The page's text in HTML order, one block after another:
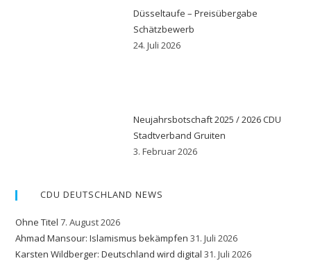
Düsseltaufe – Preisübergabe
Schätzbewerb
24. Juli 2026
Neujahrsbotschaft 2025 / 2026 CDU
Stadtverband Gruiten
3. Februar 2026
CDU DEUTSCHLAND NEWS
Ohne Titel 7. August 2026
Ahmad Mansour: Islamismus bekämpfen 31. Juli 2026
Karsten Wildberger: Deutschland wird digital 31. Juli 2026